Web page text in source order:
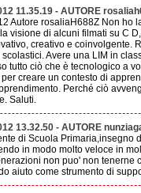
11.35.19 - AUTORE
Autore rosaliaH688Z Non ho
visione di alcuni filmati su C
creativo e coinvolgente.
Avere una LIM in
tutto ciò che è tecnologico a
per creare un contesto di
Perché ciò
Saluti.
13.32.50 - AUTORE
di Scuola Primaria,insegno
in modo molto veloce in
non puo' non tenerne
aiuto come strumento di